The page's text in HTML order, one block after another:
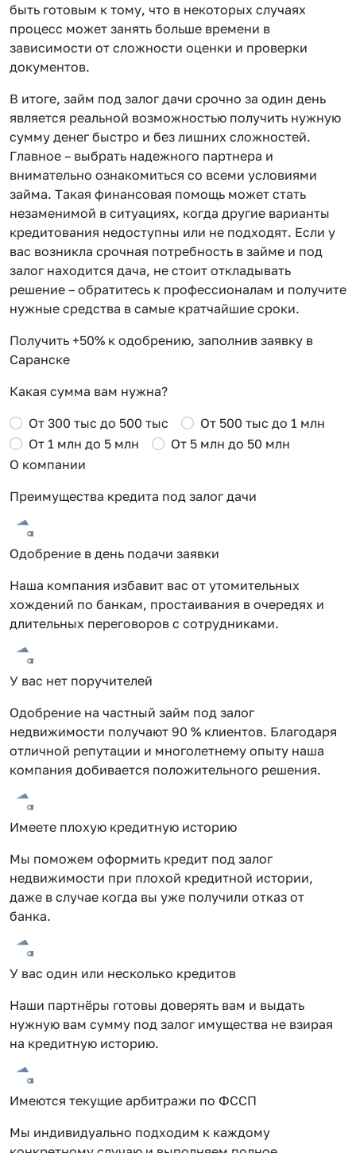
быть готовым к тому, что в некоторых случаях
процесс может занять больше времени в
зависимости от сложности оценки и проверки
документов.
В итоге, займ под залог дачи срочно за один день
является реальной возможностью получить нужную
сумму денег быстро и без лишних сложностей.
Главное – выбрать надежного партнера и
внимательно ознакомиться со всеми условиями
займа. Такая финансовая помощь может стать
незаменимой в ситуациях, когда другие варианты
кредитования недоступны или не подходят. Если у
вас возникла срочная потребность в займе и под
залог находится дача, не стоит откладывать
решение – обратитесь к профессионалам и получите
нужные средства в самые кратчайшие сроки.
Получить +50% к одобрению, заполнив заявку в
Саранске
Какая сумма вам нужна?
От 300 тыс до 500 тыс
От 500 тыс до 1 млн
От 1 млн до 5 млн
От 5 млн до 50 млн
О компании
Преимущества кредита под залог дачи
Одобрение в день подачи заявки
Наша компания избавит вас от утомительных
хождений по банкам, простаивания в очередях и
длительных переговоров с сотрудниками.
У вас нет поручителей
Одобрение на частный займ под залог
недвижимости получают 90 % клиентов. Благодаря
отличной репутации и многолетнему опыту наша
компания добивается положительного решения.
Имеете плохую кредитную историю
Мы поможем оформить кредит под залог
недвижимости при плохой кредитной истории,
даже в случае когда вы уже получили отказ от
банка.
У вас один или несколько кредитов
Наши партнёры готовы доверять вам и выдать
нужную вам сумму под залог имущества не взирая
на кредитную историю.
Имеются текущие арбитражи по ФССП
Мы индивидуально подходим к каждому